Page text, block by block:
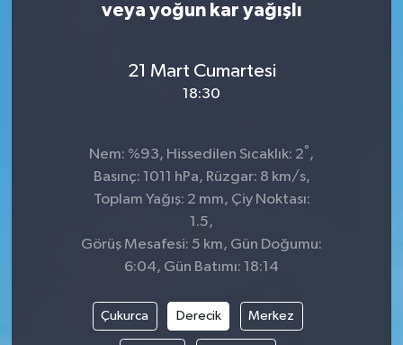
veya yoğun kar yağışlı
21 Mart Cumartesi
18:30
Nem: %93, Hissedilen Sıcaklık: 2° ,
Basınç: 1011 hPa, Rüzgar: 8 km/s,
Toplam Yağış: 2 mm, Çiy Noktası:
1.5,
Görüş Mesafesi: 5 km, Gün Doğumu:
6:04, Gün Batımı: 18:14
Çukurca Derecik Merkez
Gömeç